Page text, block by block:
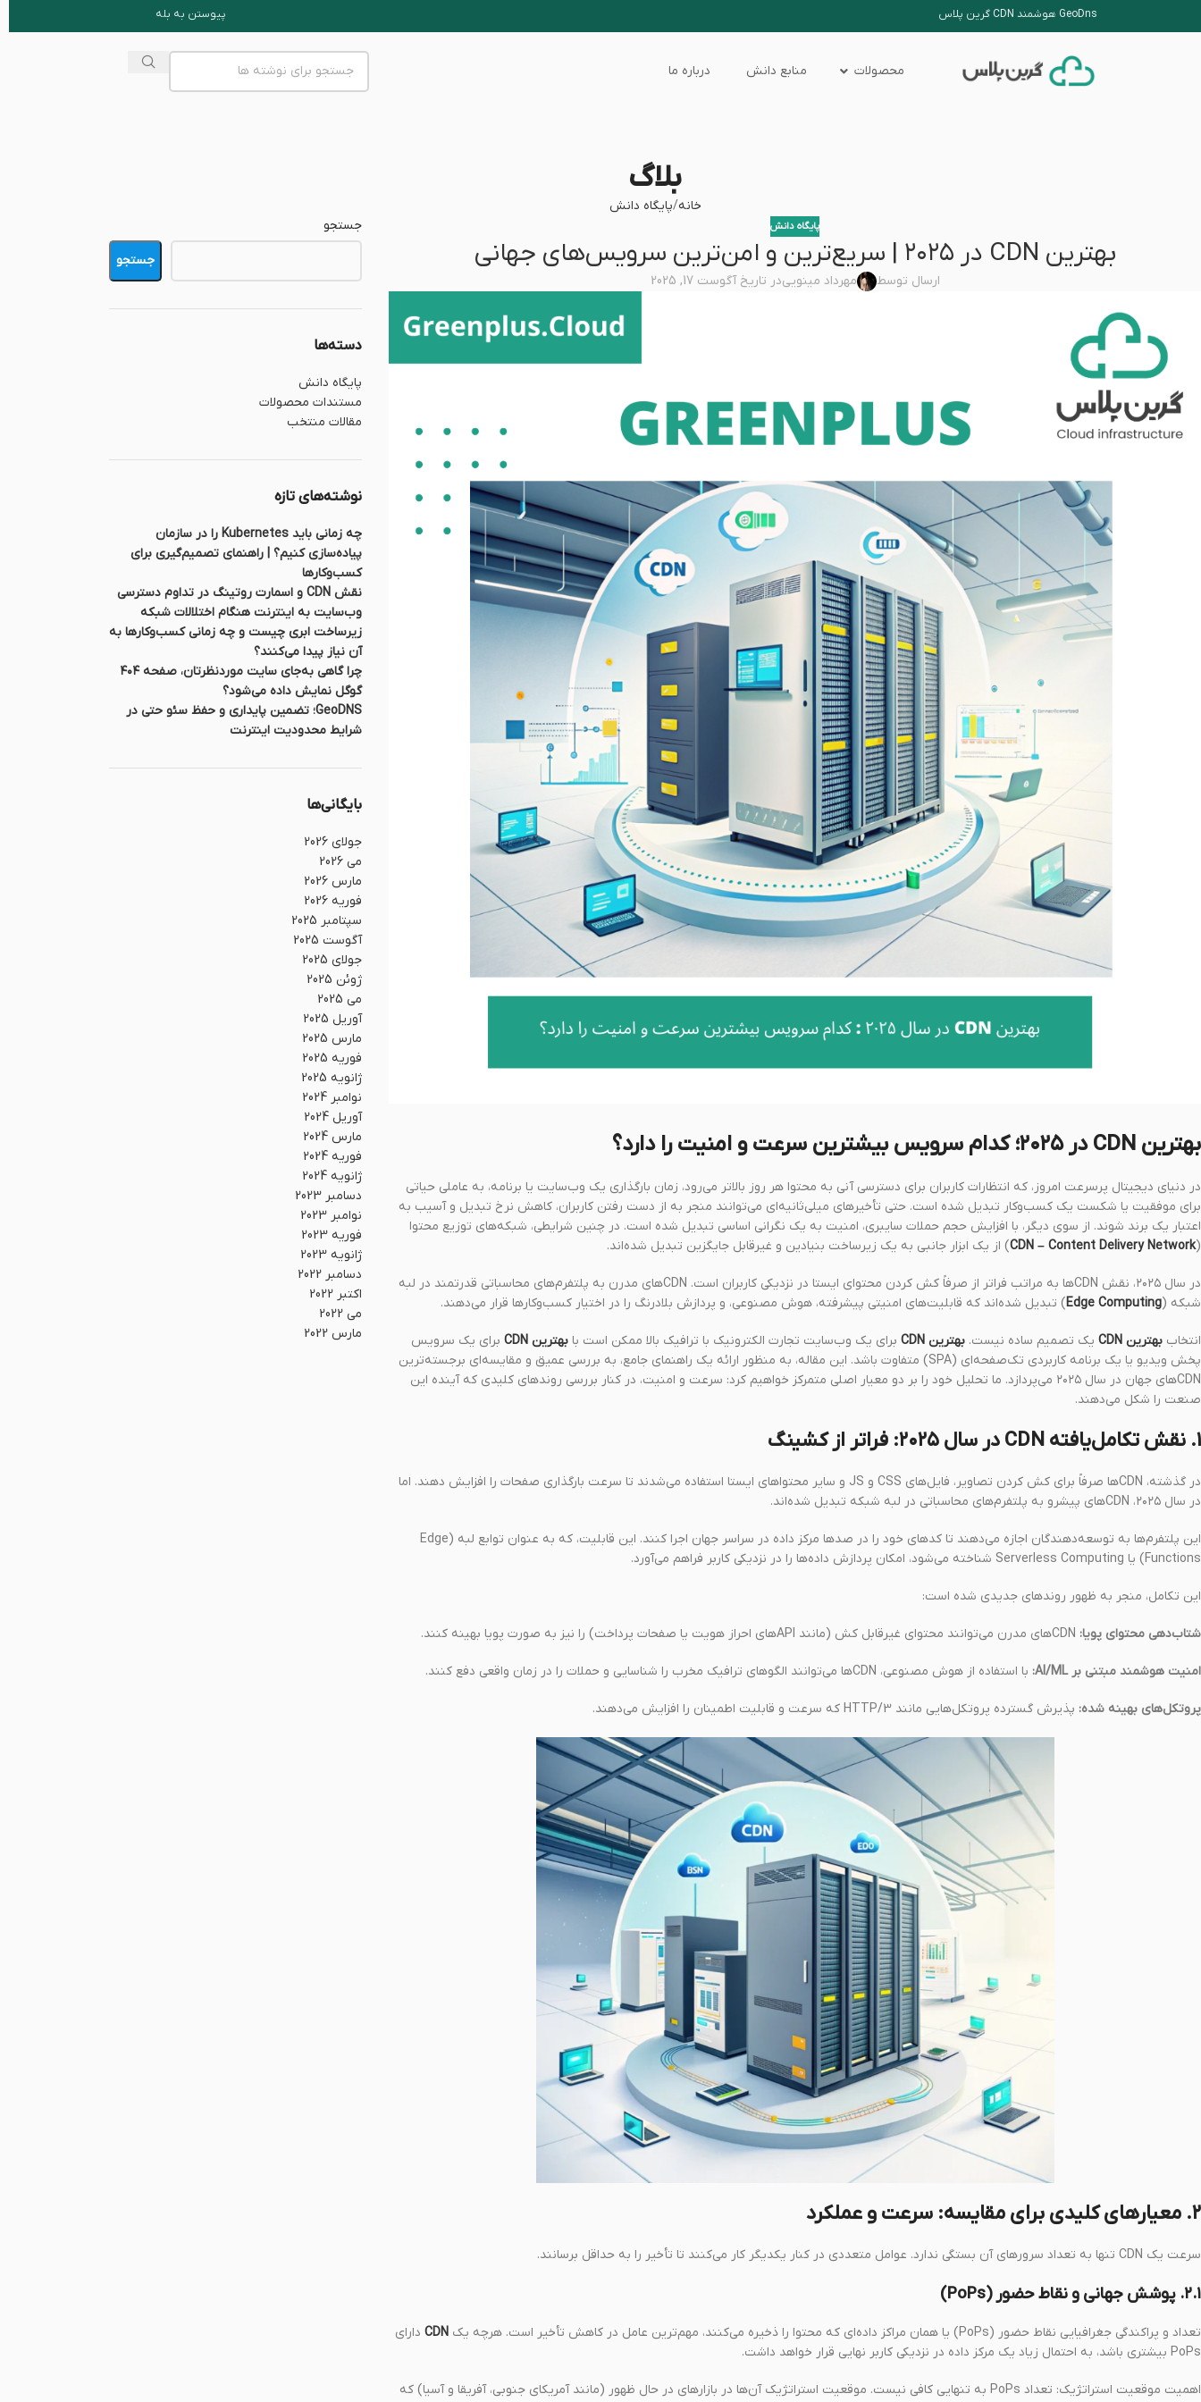
GeoDns هوشمند CDN گرین پلاس پیوستن به بله
محصولات منابع دانش درباره ما
بلاگ
خانه پایگاه دانش
پایگاه دانش
بهترین CDN در ۲۰۲۵ | سریع‌ترین و امن‌ترین سرویس‌های جهانی
ارسال توسط مهرداد مینوییدر تاریخ آگوست 17, 2025
بهترین CDN در ۲۰۲۵؛ کدام سرویس بیشترین سرعت و امنیت را دارد؟
در دنیای دیجیتال پرسرعت امروز، که انتظارات کاربران برای دسترسی آنی به محتوا هر روز بالاتر می‌رود، زمان بارگذاری یک وب‌سایت یا برنامه، به عاملی حیاتی
برای موفقیت یا شکست یک کسب‌وکار تبدیل شده است. حتی تأخیرهای میلی‌ثانیه‌ای می‌توانند منجر به از دست رفتن کاربران، کاهش نرخ تبدیل و آسیب به
اعتبار یک برند شوند. از سوی دیگر، با افزایش حجم حملات سایبری، امنیت به یک نگرانی اساسی تبدیل شده است. در چنین شرایطی، شبکه‌های توزیع محتوا
(
CDN – Content Delivery Network) از یک ابزار جانبی به یک زیرساخت بنیادین و غیرقابل جایگزین تبدیل شده‌اند.
در سال ۲۰۲۵، نقش CDNها به مراتب فراتر از صرفاً کش کردن محتوای ایستا در نزدیکی کاربران است. CDNهای مدرن به پلتفرم‌های محاسباتی قدرتمند در لبه
شبکه (Edge Computing) تبدیل شده‌اند که قابلیت‌های امنیتی پیشرفته، هوش مصنوعی، و پردازش بلادرنگ را در اختیار کسب‌وکارها قرار می‌دهند.
انتخاب بهترین CDN یک تصمیم ساده نیست. بهترین CDN برای یک وب‌سایت تجارت الکترونیک با ترافیک بالا ممکن است با بهترین CDN
برای یک سرویس
پخش ویدیو یا یک برنامه کاربردی تک‌صفحه‌ای (SPA) متفاوت باشد. این مقاله، به منظور ارائه یک راهنمای جامع، به بررسی عمیق و مقایسه‌ای برجسته‌ترین
CDNهای جهان در سال ۲۰۲۵ می‌پردازد. ما تحلیل خود را بر دو معیار اصلی متمرکز خواهیم کرد: سرعت و امنیت، در کنار بررسی روندهای کلیدی که آینده این
صنعت را شکل می‌دهند.
۱. نقش تکامل‌یافته CDN در سال ۲۰۲۵: فراتر از کشینگ
در گذشته، CDNها صرفاً برای کش کردن تصاویر، فایل‌های CSS و JS و سایر محتواهای ایستا استفاده می‌شدند تا سرعت بارگذاری صفحات را افزایش دهند. اما
در سال ۲۰۲۵، CDNهای پیشرو به پلتفرم‌های محاسباتی در لبه شبکه تبدیل شده‌اند.
این پلتفرم‌ها به توسعه‌دهندگان اجازه می‌دهند تا کدهای خود را در صدها مرکز داده در سراسر جهان اجرا کنند. این قابلیت، که به عنوان توابع لبه (Edge
Functions) یا Serverless Computing شناخته می‌شود، امکان پردازش داده‌ها را در نزدیکی کاربر فراهم می‌آورد.
این تکامل، منجر به ظهور روندهای جدیدی شده است:
شتاب‌دهی محتوای پویا:
امنیت هوشمند مبتنی بر AI/ML: با استفاده از هوش مصنوعی، CDNها می‌توانند الگوهای ترافیک مخرب را شناسایی و حملات را در زمان واقعی دفع کنند.
پروتکل‌های بهینه شده: پذیرش گسترده پروتکل‌هایی مانند HTTP/3 که سرعت و قابلیت اطمینان را افزایش می‌دهند.
۲. معیارهای کلیدی برای مقایسه: سرعت و عملکرد
سرعت یک CDN تنها به تعداد سرورهای آن بستگی ندارد. عوامل متعددی در کنار یکدیگر کار می‌کنند تا تأخیر را به حداقل برسانند.
۲.۱. پوشش جهانی و نقاط حضور (PoPs)
تعداد و پراکندگی جغرافیایی نقاط حضور (PoPs) یا همان مراکز داده‌ای که محتوا را ذخیره می‌کنند، مهم‌ترین عامل در کاهش تأخیر است. هرچه یک CDN دارای
PoPs بیشتری باشد، به احتمال زیاد یک مرکز داده در نزدیکی کاربر نهایی قرار خواهد داشت.
اهمیت موقعیت استراتژیک: تعداد PoPs به تنهایی کافی نیست. موقعیت استراتژیک آن‌ها در بازارهای در حال ظهور (مانند آمریکای جنوبی، آفریقا و آسیا) که
جستجو
جستجو
دسته‌ها
پایگاه دانش
مستندات محصولات
مقالات منتخب
نوشته‌های تازه
چه زمانی باید Kubernetes را در سازمان
پیاده‌سازی کنیم؟ | راهنمای تصمیم‌گیری برای
کسب‌وکارها
نقش CDN و اسمارت روتینگ در تداوم دسترسی
وب‌سایت به اینترنت هنگام اختلالات شبکه
زیرساخت ابری چیست و چه زمانی کسب‌وکارها به
آن نیاز پیدا می‌کنند؟
چرا گاهی به‌جای سایت موردنظرتان، صفحه ۴۰۴
گوگل نمایش داده می‌شود؟
GeoDNS؛ تضمین پایداری و حفظ سئو حتی در
شرایط محدودیت اینترنت
بایگانی‌ها
جولای 2026
می 2026
مارس 2026
فوریه 2026
سپتامبر 2025
آگوست 2025
جولای 2025
ژوئن 2025
می 2025
آوریل 2025
مارس 2025
فوریه 2025
ژانویه 2025
نوامبر 2024
آوریل 2024
مارس 2024
فوریه 2024
ژانویه 2024
دسامبر 2023
نوامبر 2023
فوریه 2023
ژانویه 2023
دسامبر 2022
اکتبر 2022
می 2022
مارس 2022